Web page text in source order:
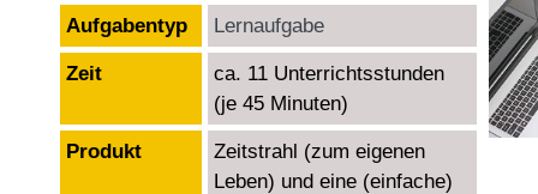
Aufgabentyp
Lernaufgabe
Zeit
ca. 11 Unterrichtsstunden
(je 45 Minuten)
Produkt
Zeitstrahl (zum eigenen
Leben) und eine (einfache)